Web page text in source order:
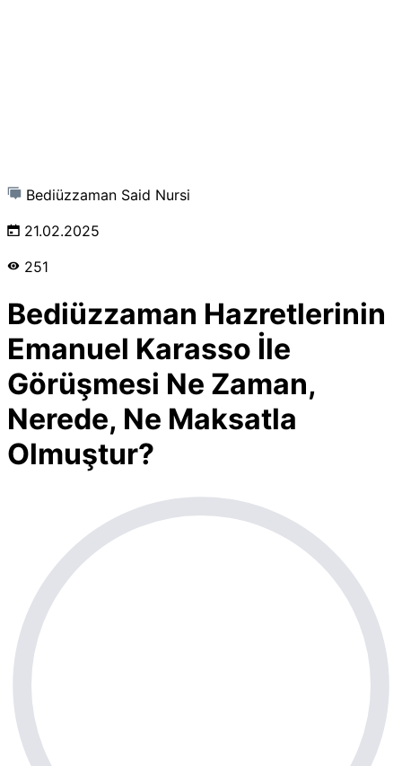
Bediüzzaman Said Nursi
21.02.2025
251
Bediüzzaman Hazretlerinin
Emanuel Karasso İle
Görüşmesi Ne Zaman,
Nerede, Ne Maksatla
Olmuştur?